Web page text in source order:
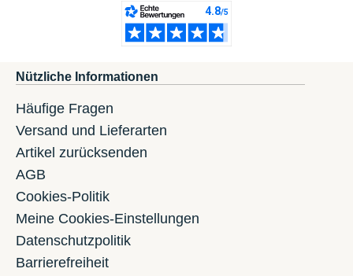
Nützliche Informationen
Häufige Fragen
Versand und Lieferarten
Artikel zurücksenden
AGB
Cookies-Politik
Meine Cookies-Einstellungen
Datenschutzpolitik
Barrierefreiheit